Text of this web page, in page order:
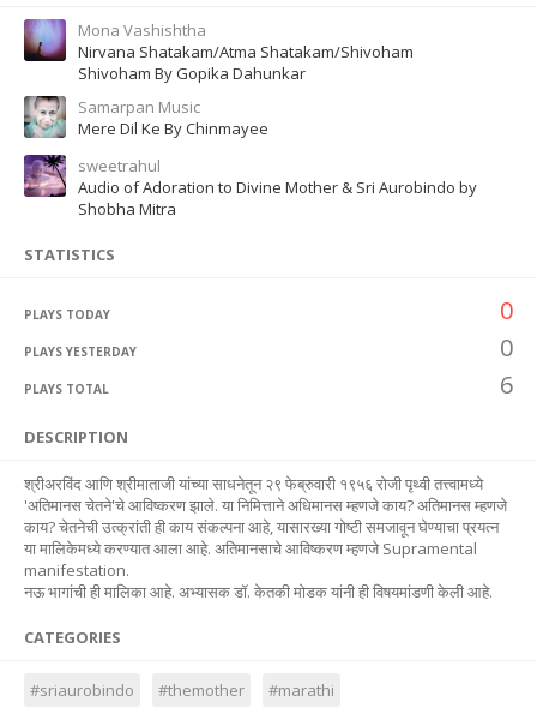
Mona Vashishtha
Nirvana Shatakam/Atma Shatakam/Shivoham
Shivoham By Gopika Dahunkar
Samarpan Music
Mere Dil Ke By Chinmayee
sweetrahul
Audio of Adoration to Divine Mother & Sri Aurobindo by
Shobha Mitra
STATISTICS
PLAYS TODAY 0
PLAYS YESTERDAY 0
PLAYS TOTAL 6
DESCRIPTION
श्रीअरविंद आणि श्रीमाताजी यांच्या साधनेतून २९ फेब्रुवारी १९५६ रोजी पृथ्वी तत्त्वामध्ये
'अतिमानस चेतने'चे आविष्करण झाले. या निमित्ताने अधिमानस म्हणजे काय? अतिमानस म्हणजे
काय? चेतनेची उत्क्रांती ही काय संकल्पना आहे, यासारख्या गोष्टी समजावून घेण्याचा प्रयत्न
या मालिकेमध्ये करण्यात आला आहे. अतिमानसाचे आविष्करण म्हणजे Supramental
manifestation.
नऊ भागांची ही मालिका आहे. अभ्यासक डॉ. केतकी मोडक यांनी ही विषयमांडणी केली आहे.
CATEGORIES
#sriaurobindo #themother #marathi